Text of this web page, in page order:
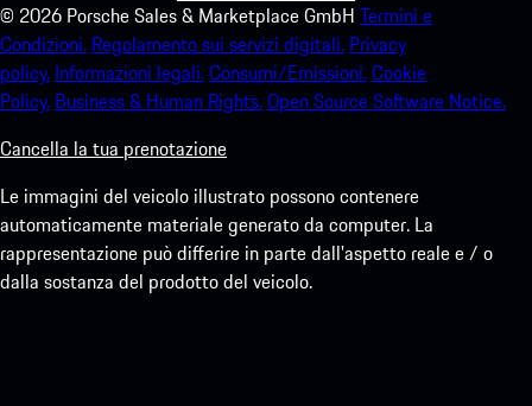
© 2026 Porsche Sales & Marketplace GmbH Termini e
Condizioni. Regolamento sui servizi digitali. Privacy
policy. Informazioni legali.Consumi/Emissioni.Cookie
Policy. Business & Human Rights.Open Source Software Notice.
Cancella la tua prenotazione
Le immagini del veicolo illustrato possono contenere
automaticamente materiale generato da computer. La
rappresentazione può differire in parte dall'aspetto reale e / o
dalla sostanza del prodotto del veicolo.